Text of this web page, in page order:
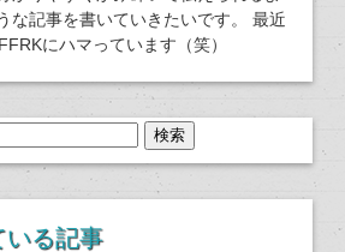
な記事を書いていきたいです。 最近
にハマっています（笑）
いる記事